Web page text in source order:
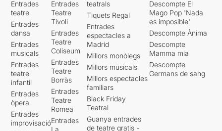
Entrades
teatre
Entrades
dansa
Entrades
musicals
Entrades
teatre
infantil
Entrades
òpera
Entrades
improvisació
Entrades
Teatre
Tívoli
Entrades
Teatre
Coliseum
Entrades
Teatre
Borràs
Entrades
Teatre
Romea
Entrades
La
teatrals
Tiquets Regal
Entrades
espectacles a
Madrid
Millors monòlegs
Millors musicals
Millors espectacles
familiars
Black Friday
Teatral
Guanya entrades
de teatre gratis -
Descompte El
Mago Pop 'Nada
es imposible'
Descompte Ànima
Descompte
Mamma mia
Descompte
Germans de sang